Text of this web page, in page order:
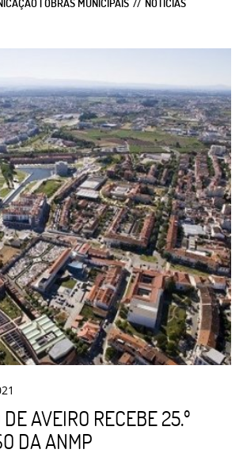
| OBRAS MUNICIPAIS NOTÍCIAS
AVEIRO RECEBE 25.º
DA ANMP